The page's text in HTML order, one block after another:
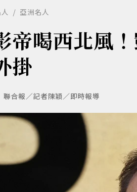
亞洲名人
帝喝西北風
掛
聯合報／記者陳穎／即時報導